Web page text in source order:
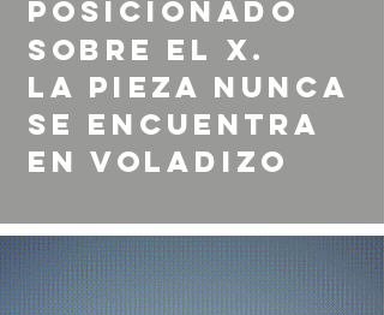
posicionado
sobre el X.
La pieza nunca
se encuentra
en voladizo